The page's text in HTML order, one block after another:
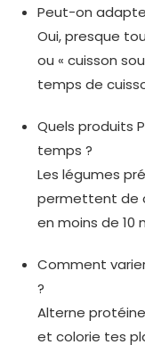
Peut-on
Oui, presque
ou « cuisson
temps de
Quels produits
temps ?
Les légumes
permettent de
en moins de 10
Comment
?
Alterne
et colorie tes